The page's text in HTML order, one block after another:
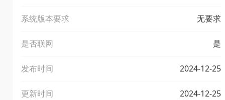
系统版本要求 无要求
是否联网 是
发布时间 2024-12-25
更新时间 2024-12-25